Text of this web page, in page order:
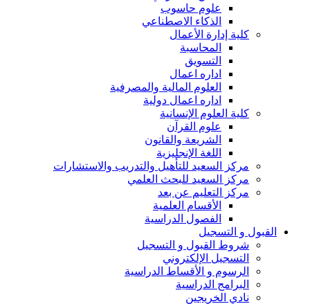
علوم حاسوب
الذكاء الاصطناعي
كلية إدارة الأعمال
المحاسبة
التسويق
اداره اعمال
العلوم المالية والمصرفية
اداره اعمال دولية
كلية العلوم الإنسانية
علوم القرآن
الشريعة والقانون
اللغة الإنجليزية
مركز السعيد للتأهيل والتدريب والاستشارات
مركز السعيد للبحث العلمي
مركز التعليم عن بعد
الأقسام العلمية
الفصول الدراسية
القبول و التسجيل
شروط القبول و التسجيل
التسجيل الإلكتروني
الرسوم و الأقساط الدراسية
البرامج الدراسية
نادي الخريجين